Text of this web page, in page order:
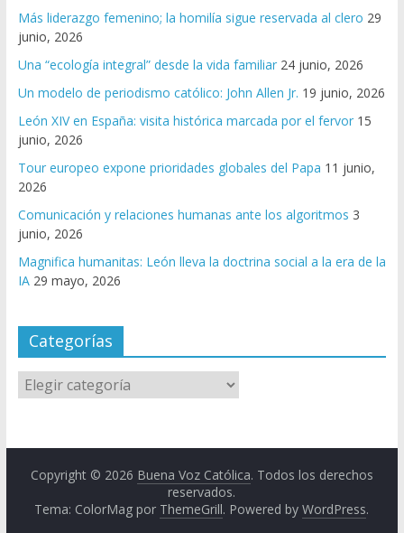
Más liderazgo femenino; la homilía sigue reservada al clero 29
junio, 2026
Una “ecología integral” desde la vida familiar 24 junio, 2026
Un modelo de periodismo católico: John Allen Jr. 19 junio, 2026
León XIV en España: visita histórica marcada por el fervor 15
junio, 2026
Tour europeo expone prioridades globales del Papa 11 junio,
2026
Comunicación y relaciones humanas ante los algoritmos 3
junio, 2026
Magnifica humanitas: León lleva la doctrina social a la era de la
IA 29 mayo, 2026
Categorías
Copyright © 2026 Buena Voz Católica. Todos los derechos
reservados.
Tema: ColorMag por ThemeGrill. Powered byWordPress.